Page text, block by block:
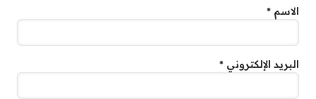
الاسم *
البريد الإلكتروني *